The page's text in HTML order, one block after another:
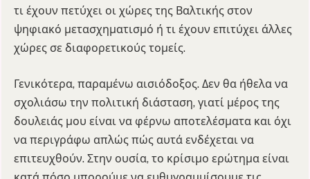
τι έχουν πετύχει οι χώρες της Βαλτικής στον
ψηφιακό μετασχηματισμό ή τι έχουν επιτύχει άλλες
χώρες σε διαφορετικούς τομείς.
Γενικότερα, παραμένω αισιόδοξος. Δεν θα ήθελα να
σχολιάσω την πολιτική διάσταση, γιατί μέρος της
δουλειάς μου είναι να φέρνω αποτελέσματα και όχι
να περιγράφω απλώς πώς αυτά ενδέχεται να
επιτευχθούν. Στην ουσία, το κρίσιμο ερώτημα είναι